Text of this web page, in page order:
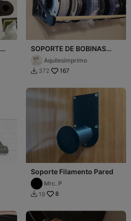
SOPORTE DE BOBINAS
PARA PARED
Aquilesimprimo
 372 167
Soporte Filamento Pared
Mrc. P
 19 8